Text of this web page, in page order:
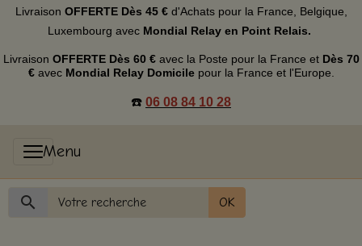
Livraison OFFERTE Dès 45 €d'Achats pour la France, Belgique,
Luxembourg avec Mondial Relay en Point Relais.
Livraison OFFERTE Dès 60 €avec la Poste pour la France et Dès 70
€avec Mondial Relay Domicilepour la France et l'Europe.
☎️ 06 08 84 10 28
OK